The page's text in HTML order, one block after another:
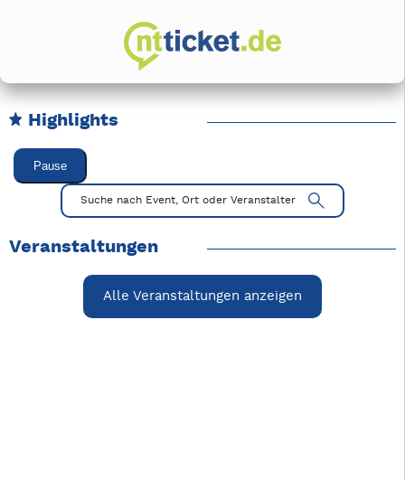
Highlights
Karussell Veranstaltungen überspringen
Pause
Mit Tab zu den Steuerelementen wechseln. Mit Pfeiltasten
Suche nach Event, Ort oder Veranstalter
Veranstaltungen
Alle Veranstaltungen anzeigen